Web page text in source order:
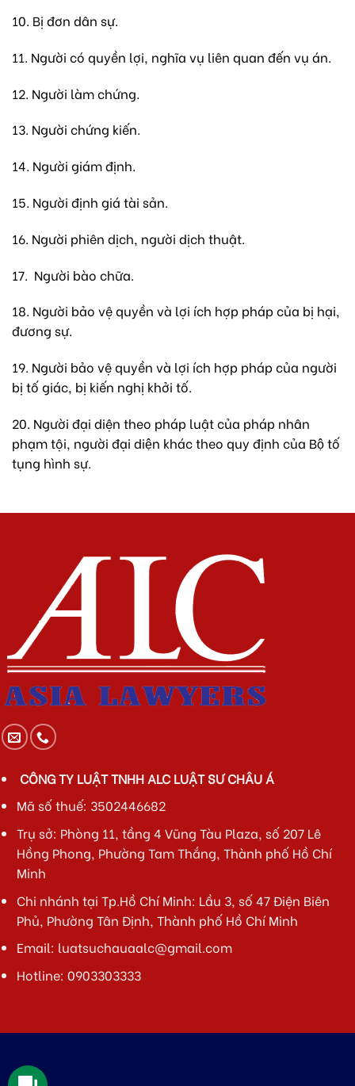
10. Bị đơn dân sự.
11. Người có quyền lợi, nghĩa vụ liên quan đến vụ án.
12. Người làm chứng.
13. Người chứng kiến.
14. Người giám định.
15. Người định giá tài sản.
16. Người phiên dịch, người dịch thuật.
17. Người bào chữa.
18. Người bảo vệ quyền và lợi ích hợp pháp của bị hại,
đương sự.
19. Người bảo vệ quyền và lợi ích hợp pháp của người
bị tố giác, bị kiến nghị khởi tố.
20. Người đại diện theo pháp luật của pháp nhân
phạm tội, người đại diện khác theo quy định của Bộ tố
tụng hình sự.
CÔNG TY LUẬT TNHH ALC LUẬT SƯ CHÂU Á
Mã số thuế: 3502446682
Trụ sở: Phòng 11, tầng 4 Vũng Tàu Plaza, số 207 Lê
Hồng Phong, Phường Tam Thắng, Thành phố Hồ Chí
Minh
Chi nhánh tại Tp.Hồ Chí Minh: Lầu 3, số 47 Điện Biên
Phủ, Phường Tân Định, Thành phố Hồ Chí Minh
Email: luatsuchauaalc@gmail.com
Hotline: 0903303333